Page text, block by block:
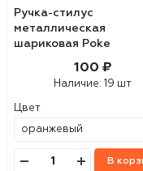
Ручка-стилус
металлическая
шариковая Poke
100 ₽
Наличие: 19 шт
Цвет
В